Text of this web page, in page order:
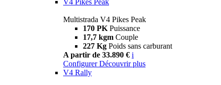
Multistrada V4 Pikes Peak
170 PK Puissance
17,7 kgm Couple
227 Kg Poids sans carburant
A partir de 33.890 € i
Configurer Découvrir plus
V4 Rally